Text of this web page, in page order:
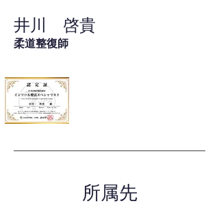
井川 啓貴
柔道整復師
所属先